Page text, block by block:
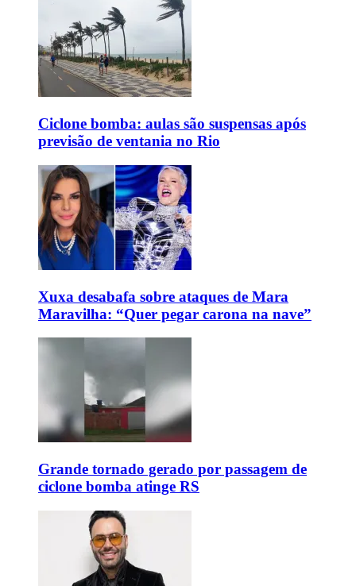
Ciclone bomba: aulas são suspensas após
previsão de ventania no Rio
Xuxa desabafa sobre ataques de Mara
Maravilha: “Quer pegar carona na nave”
Grande tornado gerado por passagem de
ciclone bomba atinge RS